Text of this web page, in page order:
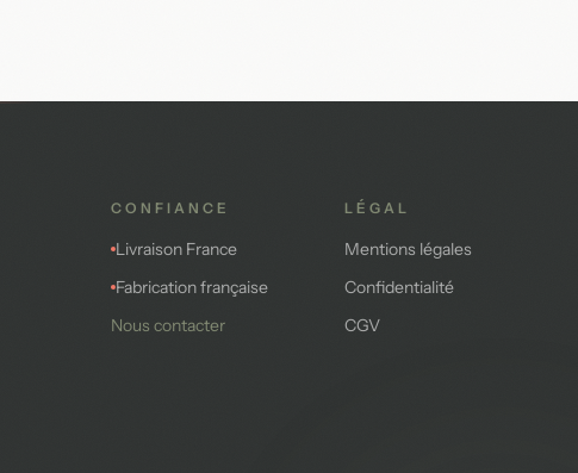
CONFIANCE
Livraison France
Fabrication française
Nous contacter
LÉGAL
Mentions légales
Confidentialité
CGV